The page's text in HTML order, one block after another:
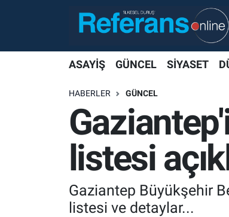
ASAYİŞ GÜNCEL SİYASET
HABERLER GÜNCEL
listesi
Gaziantep Büyükşehir
listesi ve detaylar...